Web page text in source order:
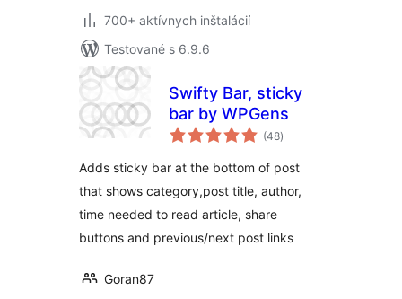
700+ aktívnych inštalácií
Testované s 6.9.6
Swifty Bar, sticky
bar by WPGens
(48celkové
hodnotenie
)
Adds sticky bar at the bottom of post
that shows category,post title, author,
time needed to read article, share
buttons and previous/next post links
Goran87